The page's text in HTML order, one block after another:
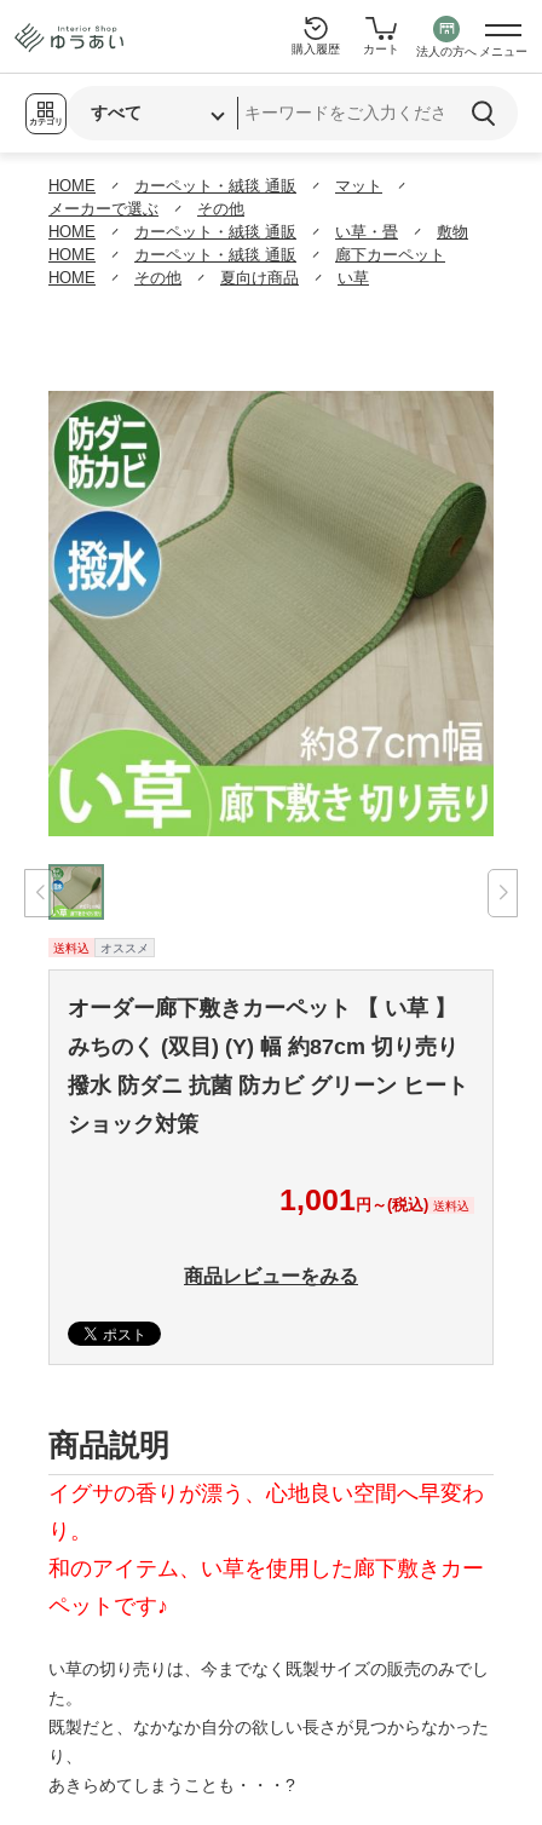
カテゴリ
購入履歴 カート 法人の方へ メニュー
HOME カーペット・絨毯 通販
マット
メーカーで選ぶ
その他
HOME
カーペット・絨毯 通販 い草・畳
敷物
HOME
カーペット・絨毯 通販
廊下カーペット
HOME
その他 夏向け商品 い草
送料込 オススメ
オーダー廊下敷きカーペット 【 い草 】
みちのく (双目) (Y) 幅 約87cm 切り売り
撥水 防ダニ 抗菌 防カビ グリーン ヒート
ショック対策
1,001円～(税込) 送料込
商品レビューをみる
商品説明
イグサの香りが漂う、心地良い空間へ早変わ
り。
和のアイテム、い草を使用した廊下敷きカー
ペットです♪
い草の切り売りは、今までなく既製サイズの販売のみでし
た。
既製だと、なかなか自分の欲しい長さが見つからなかった
り、
あきらめてしまうことも・・・?